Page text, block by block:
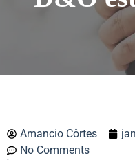
Amancio Côrtes
No Comments